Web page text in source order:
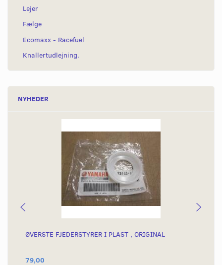
Lejer
Fælge
Ecomaxx - Racefuel
Knallertudlejning.
NYHEDER
ØVERSTE FJEDERSTYRER I PLAST , ORIGINAL
79,00